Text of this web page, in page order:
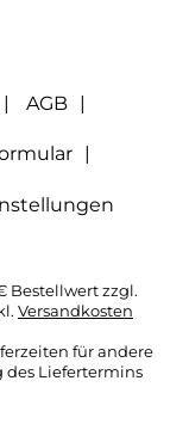
ich den Link
oder die
AGB
Bestellwert zzgl.
Versandkosten
für andere
des Liefertermins